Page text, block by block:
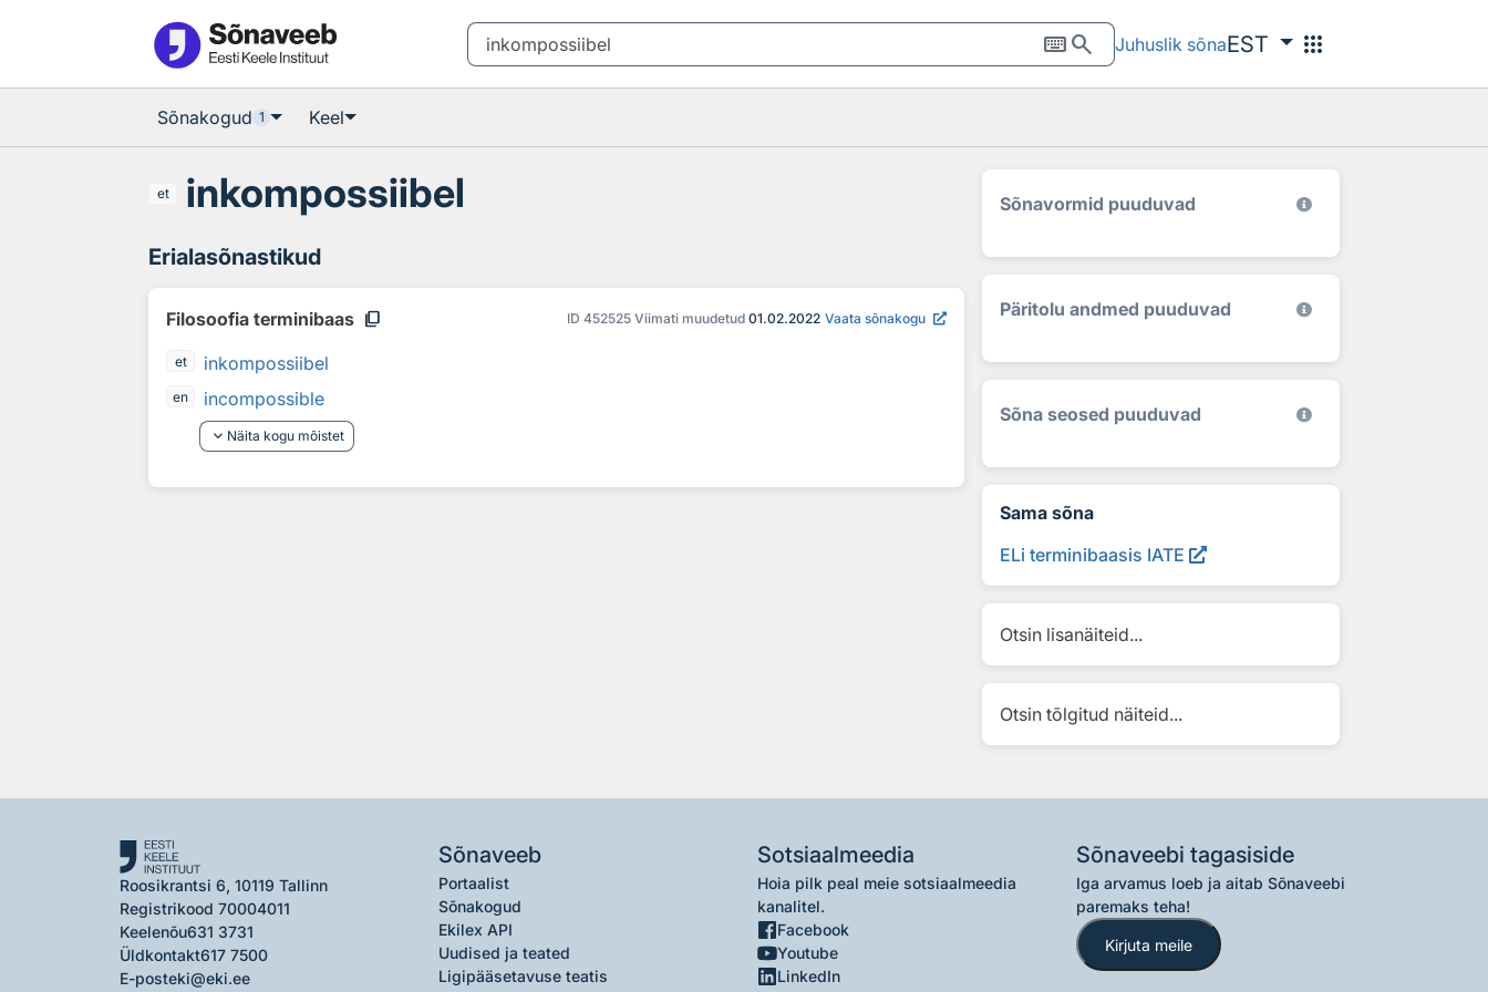
keyboardsearch Juhuslik sõnaEST apps
Sõnakogud 1 Keel
et inkompossiibel
Erialasõnastikud
Filosoofia terminibaas content_copy ID 452525 Viimati muudetud 01.02.2022 Vaata sõnakogu
et inkompossiibel
en
incompossible
keyboard_arrow_down Näita kogu mõistet
Sõnavormid puuduvad
Päritolu andmed puuduvad
Sõna seosed puuduvad
Sama sõna
ELi terminibaasis IATE
Otsin lisanäiteid...
Otsin tõlgitud näiteid...
Roosikrantsi 6, 10119 Tallinn
Registrikood 70004011
Keelenõu631 3731
Üldkontakt617 7500
E-posteki@eki.ee
Sõnaveeb
Portaalist
Sõnakogud
Ekilex API
Uudised ja teated
Ligipääsetavuse teatis
Sotsiaalmeedia
Hoia pilk peal meie sotsiaalmeedia
kanalitel.
Facebook
Youtube
LinkedIn
Sõnaveebi tagasiside
Iga arvamus loeb ja aitab Sõnaveebi
paremaks teha!
Kirjuta meile